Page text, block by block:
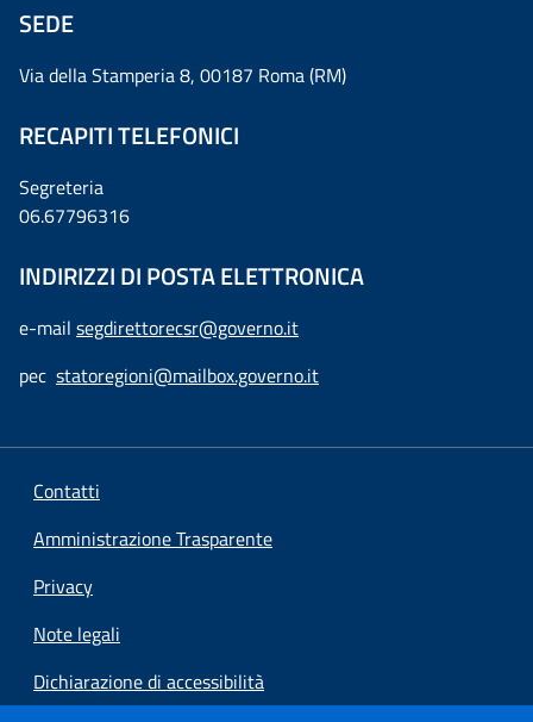
SEDE
Via della Stamperia 8, 00187 Roma (RM)
RECAPITI TELEFONICI
Segreteria
06.67796316
INDIRIZZI DI POSTA ELETTRONICA
e-mail segdirettorecsr@governo.it
pec statoregioni@mailbox.governo.it
Contatti
Amministrazione Trasparente
Privacy
Note legali
Dichiarazione di accessibilità